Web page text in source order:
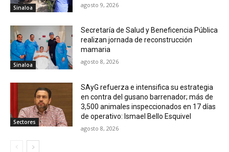
Sinaloa agosto 9, 2026
Sinaloa
Secretaría de Salud y Beneficencia Pública
realizan jornada de reconstrucción
mamaria
agosto 8, 2026
Sectores
SAyG refuerza e intensifica su estrategia
en contra del gusano barrenador; más de
3,500 animales inspeccionados en 17 días
de operativo: Ismael Bello Esquivel
agosto 8, 2026